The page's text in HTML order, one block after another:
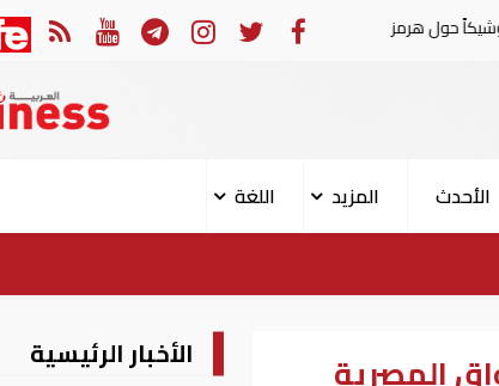
الإمارات: تعديل بعض أحكام القرار الوزاري في شأن
الأحدث المزيد
اللغة
الأخبار الرئيسية